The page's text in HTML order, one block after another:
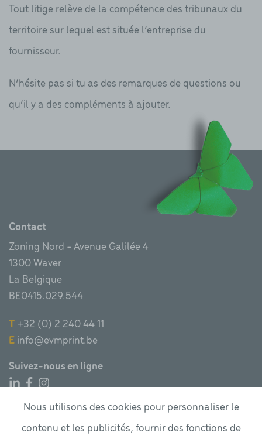
Tout litige relève de la compétence des tribunaux du
territoire sur lequel est située l’entreprise du
fournisseur.
N’hésite pas si tu as des remarques de questions ou
qu’il y a des compléments à ajouter.
Contact
Zoning Nord - Avenue Galilée 4
1300 Waver
La Belgique
BE0415.029.544
T +32 (0) 2 240 44 11
E info@evmprint.be
Suivez-nous en ligne
Menu
Nos services
Nous utilisons des cookies pour personnaliser le
contenu et les publicités, fournir des fonctions de